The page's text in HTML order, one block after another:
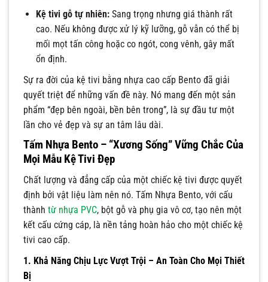
Kệ tivi gỗ tự nhiên:Sang trọng nhưng giá thành rất
cao. Nếu không được xử lý kỹ lưỡng, gỗ vẫn có thể bị
mối mọt tấn công hoặc co ngót, cong vênh, gây mất
ổn định.
Sự ra đời của kệ tivi bằng nhựa cao cấp Bento đã giải
quyết triệt để những vấn đề này. Nó mang đến một sản
phẩm “đẹp bên ngoài, bền bên trong”, là sự đầu tư một
lần cho vẻ đẹp và sự an tâm lâu dài.
Tấm Nhựa Bento – “Xương Sống” Vững Chắc Của
Mọi Mẫu Kệ Tivi Đẹp
Chất lượng và đẳng cấp của một chiếc kệ tivi được quyết
định bởi vật liệu làm nên nó. Tấm Nhựa Bento, với cấu
thành từ nhựa PVC, bột gỗ và phụ gia vô cơ, tạo nên một
kết cấu cứng cáp, là nền tảng hoàn hảo cho một chiếc kệ
tivi cao cấp.
1. Khả Năng Chịu Lực Vượt Trội – An Toàn Cho Mọi Thiết
Bị